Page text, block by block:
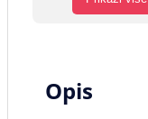
Opis